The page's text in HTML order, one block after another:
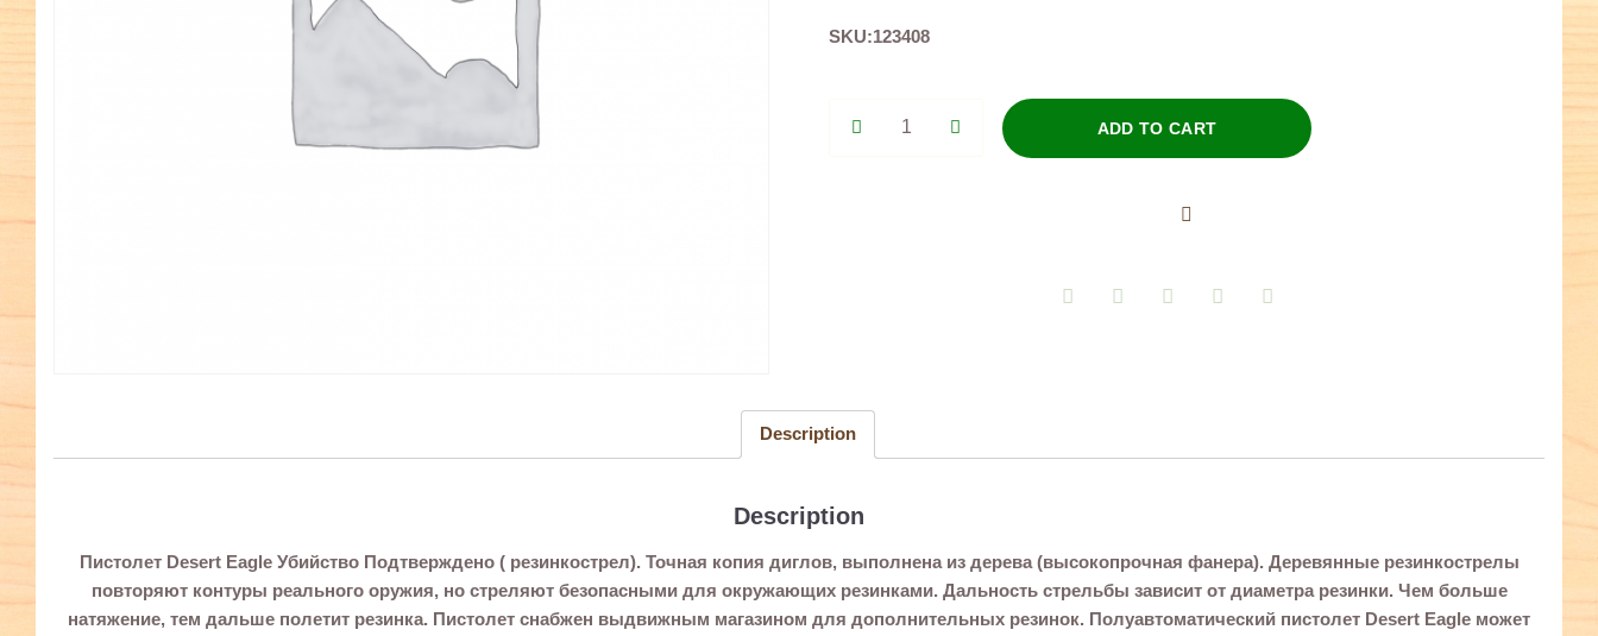
SKU:123408
пистолет
ADD TO CART
Description
Description
Пистолет Desert Eagle Убийство Подтверждено ( резинкострел). Точная копия диглов, выполнена из дерева (высокопрочная фанера). Деревянные резинкострелы
повторяют контуры реального оружия, но стреляют безопасными для окружающих резинками. Дальность стрельбы зависит от диаметра резинки. Чем больше
натяжение, тем дальше полетит резинка. Пистолет снабжен выдвижным магазином для дополнительных резинок. Полуавтоматический пистолет Desert Eagle может